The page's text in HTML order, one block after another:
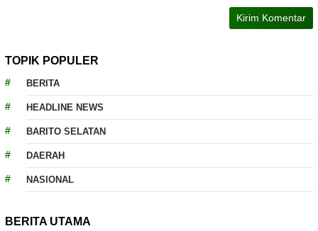
TOPIK POPULER
BERITA
HEADLINE NEWS
BARITO SELATAN
DAERAH
NASIONAL
BERITA UTAMA